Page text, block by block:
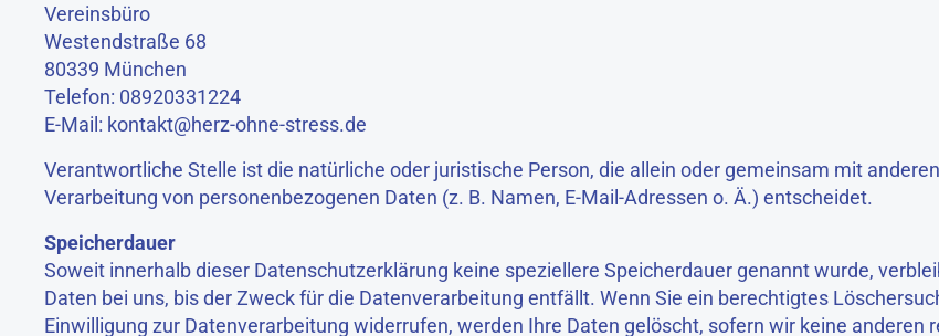
Vereinsbüro
Westendstraße 68
80339 München
Telefon: 08920331224
E-Mail: kontakt@herz-ohne-stress.de
Verantwortliche Stelle ist die natürliche oder juristische Person, die allein oder gemeinsam mit
Verarbeitung von personenbezogenen Daten (z. B. Namen, E-Mail-Adressen o. Ä.) entscheidet.
Speicherdauer
Soweit innerhalb dieser Datenschutzerklärung keine speziellere Speicherdauer genannt wurde,
Daten bei uns, bis der Zweck für die Datenverarbeitung entfällt. Wenn Sie ein berechtigtes
Einwilligung zur Datenverarbeitung widerrufen, werden Ihre Daten gelöscht, sofern wir keine anderen